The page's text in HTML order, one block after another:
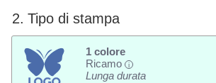
2. Tipo di stampa
1 colore
Ricamo
i
Lunga durata